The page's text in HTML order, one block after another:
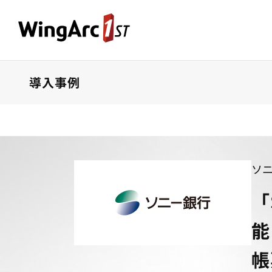
導入事例
ソ